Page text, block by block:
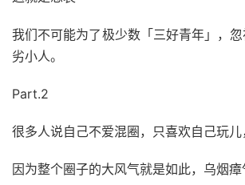
我们不可能为了极少数「三好青年」，
劣小人。
Part.2
很多人说自己不爱混圈，只喜欢自己玩儿
因为整个圈子的大风气就是如此，乌烟瘴